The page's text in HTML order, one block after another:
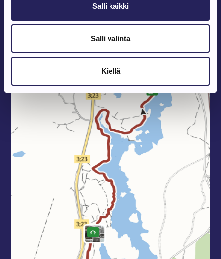
Salli kaikki
Salli valinta
Kiellä